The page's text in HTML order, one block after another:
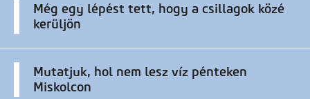
Még egy lépést tett, hogy a csillagok közé
kerüljön
Mutatjuk, hol nem lesz víz pénteken
Miskolcon